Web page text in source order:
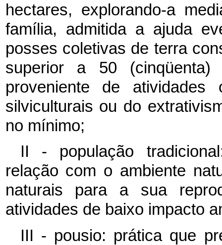
hectares, explorando-a
família, admitida a ajuda
posses coletivas de terra
superior a 50
proveniente de
silviculturais ou do
no mínimo;
II - população
relação com o ambiente
naturais para a sua
atividades de baixo impacto
III - pousio: prática que